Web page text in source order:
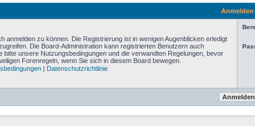
Anmelden
anmelden zu können. Die Registrierung ist in wenigen Augenblicken erledigt
Die Board-Administration kann registrierten Benutzern auch
unsere Nutzungsbedingungen und die verwandten Regelungen, bevor
Forenregeln, wenn Sie sich in diesem Board bewegen.
| Datenschutzrichtlinie